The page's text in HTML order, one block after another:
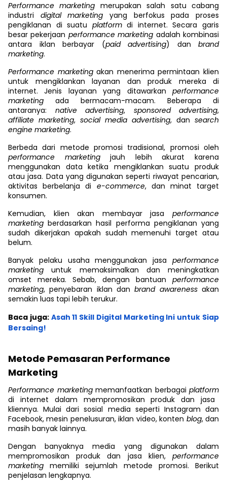
Performance marketing merupakan salah satu cabang
industri digital marketingyang berfokus pada proses
pengiklanan di suatu platformdi internet. Secara garis
besar pekerjaan performance marketing adalah kombinasi
antara iklan berbayar (paid advertising) dan brand
marketing.
Performance marketingakan menerima permintaan klien
untuk mengiklankan layanan dan produk mereka di
internet. Jenis layanan yang ditawarkan performance
marketing ada bermacam-macam. Beberapa di
antaranya: native advertising, sponsored advertising,
affiliate marketing, social media advertising, dan search
engine marketing.
Berbeda dari metode promosi tradisional, promosi oleh
performance marketingjauh lebih akurat karena
menggunakan data ketika mengiklankan suatu produk
atau jasa. Data yang digunakan seperti riwayat pencarian,
aktivitas berbelanja di e-commerce, dan minat target
konsumen.
Kemudian, klien akan membayar jasa performance
marketingberdasarkan hasil performa pengiklanan yang
sudah dikerjakan apakah sudah memenuhi target atau
belum.
Banyak pelaku usaha menggunakan jasa performance
marketinguntuk memaksimalkan dan meningkatkan
omset mereka. Sebab, dengan bantuan performance
marketing, penyebaran iklan danbrand awarenessakan
semakin luas tapi lebih terukur.
Baca juga: Asah 11 Skill Digital Marketing Ini untuk Siap
Bersaing!
Metode Pemasaran Performance
Marketing
Performance marketing memanfaatkan berbagai platform
di internet dalam mempromosikan produk dan jasa
kliennya. Mulai dari sosial media seperti Instagram dan
Facebook, mesin penelusuran, iklan video, konten blog, dan
masih banyak lainnya.
Dengan banyaknya media
yang digunakan dalam
mempromosikan produk dan jasa klien, performance
marketing memiliki sejumlah metode promosi. Berikut
penjelasan lengkapnya.